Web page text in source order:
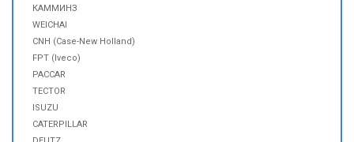
КАММИНЗ
WEICHAI
CNH (Case-New Holland)
FPT (Iveco)
PACCAR
TECTOR
ISUZU
CATERPILLAR